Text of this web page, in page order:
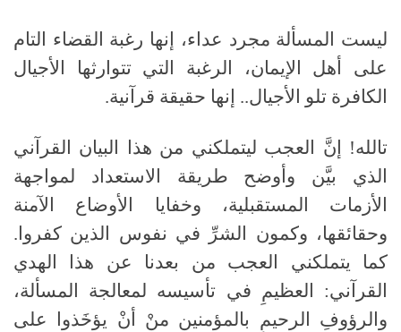
ليست المسألة مجرد عداء، إنها رغبة القضاء التام
على أهل الإيمان، الرغبة التي تتوارثها الأجيال
الكافرة تلو الأجيال.. إنها حقيقة قرآنية.
تالله! إنَّ العجب ليتملكني من هذا البيان القرآني
الذي بيَّن وأوضح طريقة الاستعداد لمواجهة
الأزمات المستقبلية، وخفايا الأوضاع الآمنة
وحقائقها، وكمون الشرِّ في نفوس الذين كفروا.
كما يتملكني العجب من بعدنا عن هذا الهدي
القرآني: العظيمِ في تأسيسه لمعالجة المسألة،
والرؤوفِ الرحيمِ بالمؤمنين منْ أنْ يؤخَذوا على